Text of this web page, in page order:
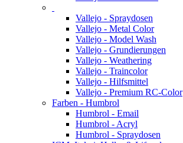
Vallejo - Spraydosen
Vallejo - Metal Color
Vallejo - Model Wash
Vallejo - Grundierungen
Vallejo - Weathering
Vallejo - Traincolor
Vallejo - Hilfsmittel
Vallejo - Premium RC-Color
Farben - Humbrol
Humbrol - Email
Humbrol - Acryl
Humbrol - Spraydosen